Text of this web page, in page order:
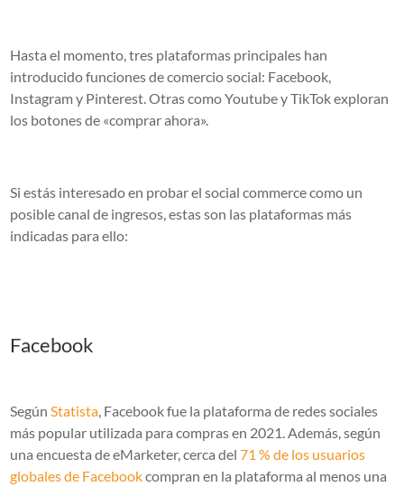
Hasta el momento, tres plataformas principales han
introducido funciones de comercio social: Facebook,
Instagram y Pinterest. Otras como Youtube y TikTok exploran
los botones de «comprar ahora».
Si estás interesado en probar el social commerce como un
posible canal de ingresos, estas son las plataformas más
indicadas para ello:
Facebook
Según Statista , Facebook fue la plataforma de redes sociales
más popular utilizada para compras en 2021. Además, según
una encuesta de eMarketer, cerca del71 % de los usuarios
globales de Facebookcompran en la plataforma al menos una